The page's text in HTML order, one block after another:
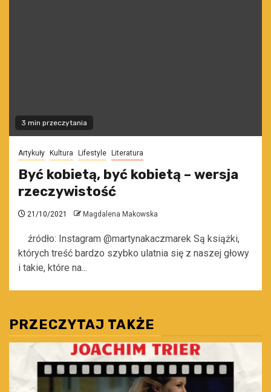
3 min przeczytania
Artykuły Kultura Lifestyle Literatura
Być kobietą, być kobietą – wersja
rzeczywistość
21/10/2021 Magdalena Makowska
źródło: Instagram @martynakaczmarek Są książki,
których treść bardzo szybko ulatnia się z naszej głowy
i takie, które na...
PRZECZYTAJ TAKŻE